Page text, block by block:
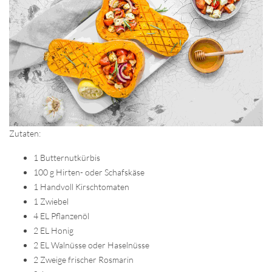
Zutaten:
1 Butternutkürbis
100 g Hirten- oder Schafskäse
1 Handvoll Kirschtomaten
1 Zwiebel
4 EL Pflanzenöl
2 EL Honig
2 EL Walnüsse oder Haselnüsse
2 Zweige frischer Rosmarin